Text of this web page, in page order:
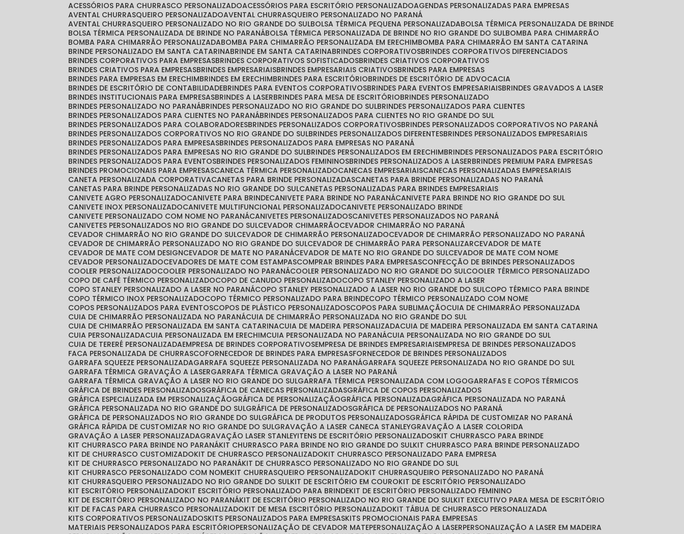
ACESSÓRIOS PARA CHURRASCO PERSONALIZADO ACESSÓRIOS PARA ESCRITÓRIO PERSONALIZADO AGENDAS PERSONALIZADAS PARA EMPRESAS
AVENTAL CHURRASQUEIRO PERSONALIZADO AVENTAL CHURRASQUEIRO PERSONALIZADO NO PARANÁ
AVENTAL CHURRASQUEIRO PERSONALIZADO NO RIO GRANDE DO SUL BOLSA TÉRMICA PEQUENA PERSONALIZADA BOLSA TÉRMICA PERSONALIZADA DE BRINDE
BOLSA TÉRMICA PERSONALIZADA DE BRINDE NO PARANÁ BOLSA TÉRMICA PERSONALIZADA DE BRINDE NO RIO GRANDE DO SUL BOMBA PARA CHIMARRÃO
BOMBA PARA CHIMARRÃO PERSONALIZADA BOMBA PARA CHIMARRÃO PERSONALIZADA EM ERECHIM BOMBA PARA CHIMARRÃO EM SANTA CATARINA
BRINDE PERSONALIZADO EM SANTA CATARINA BRINDE EM SANTA CATARINA BRINDES CORPORATIVOS BRINDES CORPORATIVOS DIFERENCIADOS
BRINDES CORPORATIVOS PARA EMPRESAS BRINDES CORPORATIVOS SOFISTICADOS BRINDES CRIATIVOS CORPORATIVOS
BRINDES CRIATIVOS PARA EMPRESAS BRINDES EMPRESARIAIS BRINDES EMPRESARIAIS CRIATIVOS BRINDES PARA EMPRESAS
BRINDES PARA EMPRESAS EM ERECHIM BRINDES EM ERECHIM BRINDES PARA ESCRITÓRIO BRINDES DE ESCRITÓRIO DE ADVOCACIA
BRINDES DE ESCRITÓRIO DE CONTABILIDADE BRINDES PARA EVENTOS CORPORATIVOS BRINDES PARA EVENTOS EMPRESARIAIS BRINDES GRAVADOS A LASER
BRINDES INSTITUCIONAIS PARA EMPRESAS BRINDES A LASER BRINDES PARA MESA DE ESCRITÓRIO BRINDES PERSONALIZADO
BRINDES PERSONALIZADO NO PARANÁ BRINDES PERSONALIZADO NO RIO GRANDE DO SUL BRINDES PERSONALIZADOS PARA CLIENTES
BRINDES PERSONALIZADOS PARA CLIENTES NO PARANÁ BRINDES PERSONALIZADOS PARA CLIENTES NO RIO GRANDE DO SUL
BRINDES PERSONALIZADOS PARA COLABORADORES BRINDES PERSONALIZADOS CORPORATIVOS BRINDES PERSONALIZADOS CORPORATIVOS NO PARANÁ
BRINDES PERSONALIZADOS CORPORATIVOS NO RIO GRANDE DO SUL BRINDES PERSONALIZADOS DIFERENTES BRINDES PERSONALIZADOS EMPRESARIAIS
BRINDES PERSONALIZADOS PARA EMPRESAS BRINDES PERSONALIZADOS PARA EMPRESAS NO PARANÁ
BRINDES PERSONALIZADOS PARA EMPRESAS NO RIO GRANDE DO SUL BRINDES PERSONALIZADOS EM ERECHIM BRINDES PERSONALIZADOS PARA ESCRITÓRIO
BRINDES PERSONALIZADOS PARA EVENTOS BRINDES PERSONALIZADOS FEMININOS BRINDES PERSONALIZADOS A LASER BRINDES PREMIUM PARA EMPRESAS
BRINDES PROMOCIONAIS PARA EMPRESAS CANECA TÉRMICA PERSONALIZADO CANECAS EMPRESARIAIS CANECAS PERSONALIZADAS EMPRESARIAIS
CANETA PERSONALIZADA CORPORATIVA
CANETAS PARA BRINDE PERSONALIZADAS CANETAS PARA BRINDE PERSONALIZADAS NO PARANÁ
CANETAS PARA BRINDE PERSONALIZADAS NO RIO GRANDE DO SUL CANETAS PERSONALIZADAS PARA BRINDES EMPRESARIAIS
CANIVETE AGRO PERSONALIZADO
CANIVETE PARA BRINDE CANIVETE PARA BRINDE NO PARANÁ CANIVETE PARA BRINDE NO RIO GRANDE DO SUL
CANIVETE INOX PERSONALIZADO
CANIVETE MULTIFUNCIONAL PERSONALIZADO
CANIVETE PERSONALIZADO BRINDE
CANIVETE PERSONALIZADO COM NOME NO PARANÁ CANIVETES PERSONALIZADOS CANIVETES PERSONALIZADOS NO PARANÁ
CANIVETES PERSONALIZADOS NO RIO GRANDE DO SUL CEVADOR CHIMARRÃO
CEVADOR CHIMARRÃO NO PARANÁ
CEVADOR CHIMARRÃO NO RIO GRANDE DO SUL CEVADOR DE CHIMARRÃO PERSONALIZADO
CEVADOR DE CHIMARRÃO PERSONALIZADO NO PARANÁ
CEVADOR DE CHIMARRÃO PERSONALIZADO NO RIO GRANDE DO SUL CEVADOR DE CHIMARRÃO PARA PERSONALIZAR
CEVADOR DE MATE
CEVADOR DE MATE COM DESIGN
CEVADOR DE MATE NO PARANÁ CEVADOR DE MATE NO RIO GRANDE DO SUL CEVADOR DE MATE COM NOME
CEVADOR PERSONALIZADO
CEVADORES DE MATE COM ESTAMPAS COMPRAR BRINDES PARA EMPRESAS CONFECÇÃO DE BRINDES PERSONALIZADOS
COOLER PERSONALIZADO
COOLER PERSONALIZADO NO PARANÁ COOLER PERSONALIZADO NO RIO GRANDE DO SUL COOLER TÉRMICO PERSONALIZADO
COPO DE CAFÉ TÉRMICO PERSONALIZADO
COPO DE CANUDO PERSONALIZADO
COPO STANLEY PERSONALIZADO A LASER
COPO STANLEY PERSONALIZADO A LASER NO PARANÁ COPO STANLEY PERSONALIZADO A LASER NO RIO GRANDE DO SUL COPO TÉRMICO PARA BRINDE
COPO TÉRMICO INOX PERSONALIZADO
COPO TÉRMICO PERSONALIZADO PARA BRINDE COPO TÉRMICO PERSONALIZADO COM NOME
COPOS PERSONALIZADOS PARA EVENTOS COPOS DE PLÁSTICO PERSONALIZADOS COPOS PARA SUBLIMAÇÃO
CUIA DE CHIMARRÃO PERSONALIZADA
CUIA DE CHIMARRÃO PERSONALIZADA NO PARANÁ CUIA DE CHIMARRÃO PERSONALIZADA NO RIO GRANDE DO SUL
CUIA DE CHIMARRÃO PERSONALIZADA EM SANTA CATARINA
CUIA DE MADEIRA PERSONALIZADA
CUIA DE MADEIRA PERSONALIZADA EM SANTA CATARINA
CUIA PERSONALIZADA
CUIA PERSONALIZADA EM ERECHIM CUIA PERSONALIZADA NO PARANÁ CUIA PERSONALIZADA NO RIO GRANDE DO SUL
CUIA DE TERERÉ PERSONALIZADA EMPRESA DE BRINDES CORPORATIVOS EMPRESA DE BRINDES EMPRESARIAIS EMPRESA DE BRINDES PERSONALIZADOS
FACA PERSONALIZADA DE CHURRASCO FORNECEDOR DE BRINDES PARA EMPRESAS FORNECEDOR DE BRINDES PERSONALIZADOS
GARRAFA SQUEEZE PERSONALIZADA
GARRAFA SQUEEZE PERSONALIZADA NO PARANÁ
GARRAFA SQUEEZE PERSONALIZADA NO RIO GRANDE DO SUL
GARRAFA TÉRMICA GRAVAÇÃO A LASER
GARRAFA TÉRMICA GRAVAÇÃO A LASER NO PARANÁ
GARRAFA TÉRMICA GRAVAÇÃO A LASER NO RIO GRANDE DO SUL
GARRAFA TÉRMICA PERSONALIZADA COM LOGO
GARRAFAS E COPOS TÉRMICOS
GRÁFICA DE BRINDES PERSONALIZADOS
GRÁFICA DE CANECAS PERSONALIZADAS
GRÁFICA DE COPOS PERSONALIZADOS
GRÁFICA ESPECIALIZADA EM PERSONALIZAÇÃO
GRÁFICA DE PERSONALIZAÇÃO GRÁFICA PERSONALIZADA
GRÁFICA PERSONALIZADA NO PARANÁ
GRÁFICA PERSONALIZADA NO RIO GRANDE DO SUL
GRÁFICA DE PERSONALIZADOS
GRÁFICA DE PERSONALIZADOS NO PARANÁ
GRÁFICA DE PERSONALIZADOS NO RIO GRANDE DO SUL
GRÁFICA DE PRODUTOS PERSONALIZADOS
GRÁFICA RÁPIDA DE CUSTOMIZAR NO PARANÁ
GRÁFICA RÁPIDA DE CUSTOMIZAR NO RIO GRANDE DO SUL
GRAVAÇÃO A LASER CANECA STANLEY
GRAVAÇÃO A LASER COLORIDA
GRAVAÇÃO A LASER PERSONALIZADA
GRAVAÇÃO LASER STANLEY ITENS DE ESCRITÓRIO PERSONALIZADOS KIT CHURRASCO PARA BRINDE
KIT CHURRASCO PARA BRINDE NO PARANÁ KIT CHURRASCO PARA BRINDE NO RIO GRANDE DO SUL KIT CHURRASCO PARA BRINDE PERSONALIZADO
KIT DE CHURRASCO CUSTOMIZADO KIT DE CHURRASCO PERSONALIZADO KIT CHURRASCO PERSONALIZADO PARA EMPRESA
KIT DE CHURRASCO PERSONALIZADO NO PARANÁ KIT DE CHURRASCO PERSONALIZADO NO RIO GRANDE DO SUL
KIT CHURRASCO PERSONALIZADO COM NOME KIT CHURRASQUEIRO PERSONALIZADO KIT CHURRASQUEIRO PERSONALIZADO NO PARANÁ
KIT CHURRASQUEIRO PERSONALIZADO NO RIO GRANDE DO SUL KIT DE ESCRITÓRIO EM COURO KIT DE ESCRITÓRIO PERSONALIZADO
KIT ESCRITÓRIO PERSONALIZADO KIT ESCRITÓRIO PERSONALIZADO PARA BRINDE KIT DE ESCRITÓRIO PERSONALIZADO FEMININO
KIT DE ESCRITÓRIO PERSONALIZADO NO PARANÁ KIT DE ESCRITÓRIO PERSONALIZADO NO RIO GRANDE DO SUL KIT EXECUTIVO PARA MESA DE ESCRITÓRIO
KIT DE FACAS PARA CHURRASCO PERSONALIZADO KIT DE MESA ESCRITÓRIO PERSONALIZADO KIT TÁBUA DE CHURRASCO PERSONALIZADA
KITS CORPORATIVOS PERSONALIZADOS KITS PERSONALIZADOS PARA EMPRESAS KITS PROMOCIONAIS PARA EMPRESAS
MATERIAIS PERSONALIZADOS PARA ESCRITÓRIO PERSONALIZAÇÃO DE CEVADOR MATE PERSONALIZAÇÃO A LASER PERSONALIZAÇÃO A LASER EM MADEIRA